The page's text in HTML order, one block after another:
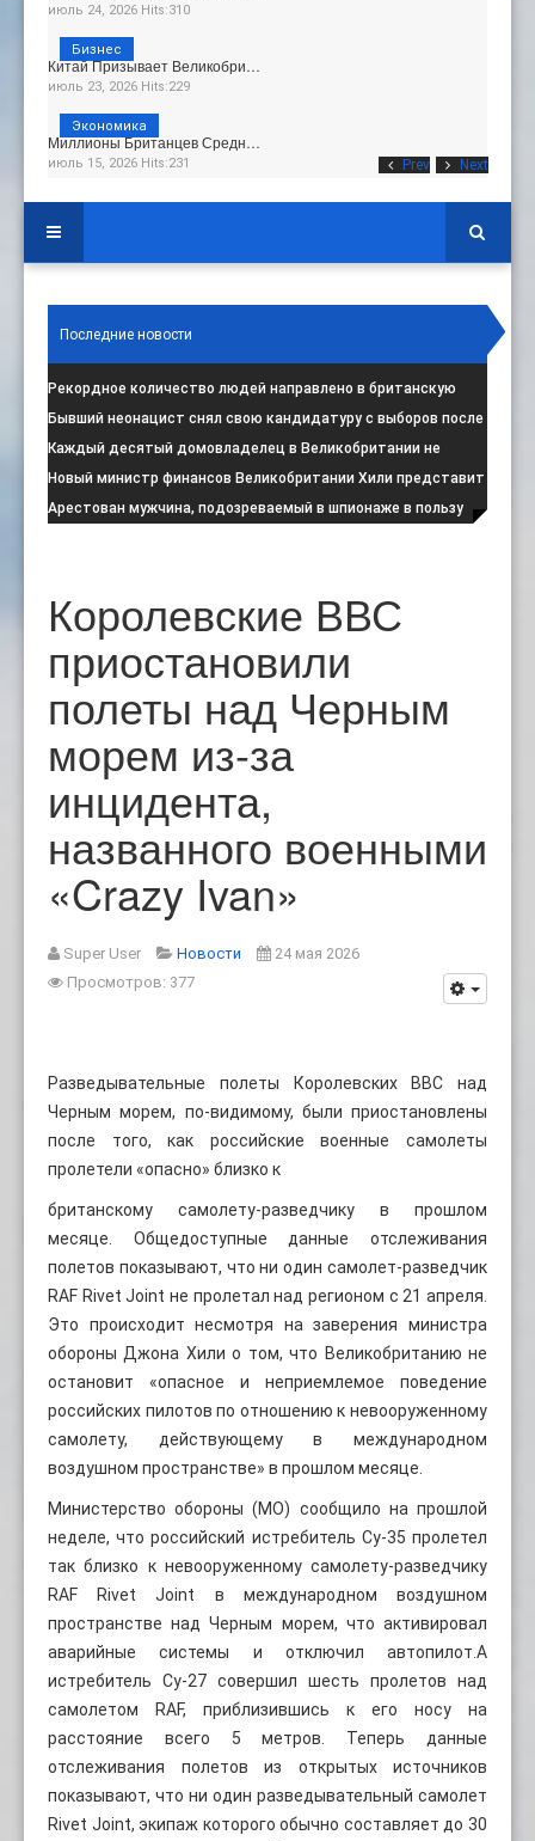
Prev Next
июль 24, 2026 Hits:310
Китай Призывает Великобри…
июль 23, 2026 Hits:229
Бизнес
Миллионы Британцев Средн…
июль 15, 2026 Hits:231
Экономика
Последние новости
Рекордное количество людей направлено в британскую
программу по борьбе с радикал:
Бывший неонацист снял свою кандидатуру с выборов после
негативной реакции общест:
Каждый десятый домовладелец в Великобритании не
намерен соблюдать запрет на испо:
Новый министр финансов Великобритании Хили представит
свой первый бюджет 28 октя:
Арестован мужчина, подозреваемый в шпионаже в пользу
Королевские ВВС
приостановили
полеты над Черным
морем из-за
инцидента,
названного военными
«Crazy Ivan»
Super User Новости
24 мая 2026
Просмотров: 377
Разведывательные полеты Королевских ВВС над
Черным морем, по-видимому, были приостановлены
после того, как российские военные самолеты
пролетели «опасно» близко к
британскому самолету-разведчику в прошлом
месяце. Общедоступные данные отслеживания
полетов показывают, что ни один самолет-разведчик
RAF Rivet Joint не пролетал над регионом с 21 апреля.
Это происходит несмотря на заверения министра
обороны Джона Хили о том, что Великобританию не
остановит «опасное и неприемлемое поведение
российских пилотов по отношению к невооруженному
самолету, действующему в международном
воздушном пространстве» в прошлом месяце.
Министерство обороны (МО) сообщило на прошлой
неделе, что российский истребитель Су-35 пролетел
так близко к невооруженному самолету-разведчику
RAF Rivet Joint в международном воздушном
пространстве над Черным морем, что активировал
аварийные системы и отключил автопилот.А
истребитель Су-27 совершил шесть пролетов над
самолетом RAF, приблизившись к его носу на
расстояние всего 5 метров. Теперь данные
отслеживания полетов из открытых источников
показывают, что ни один разведывательный самолет
Rivet Joint, экипаж которого обычно составляет до 30